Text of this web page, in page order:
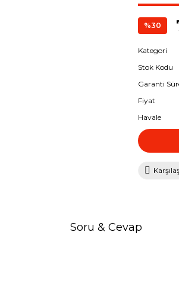
%30
Kategori
Stok Kodu
Garanti
Fiyat
Havale
Soru & Cevap